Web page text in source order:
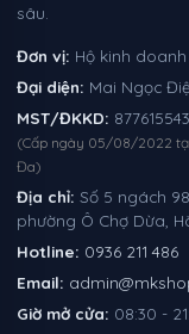
sâu.
Đơn vị: Hộ kinh
Đại diện: Mai Ngọc
MST/ĐKKD:
(Cấp ngày 05/08/2022
Đa)
Địa chỉ: Số 5 ngách
phường Ô Chợ Dừa,
Hotline: 0936 211 486
Email:
Giờ mở cửa: 08:30 -